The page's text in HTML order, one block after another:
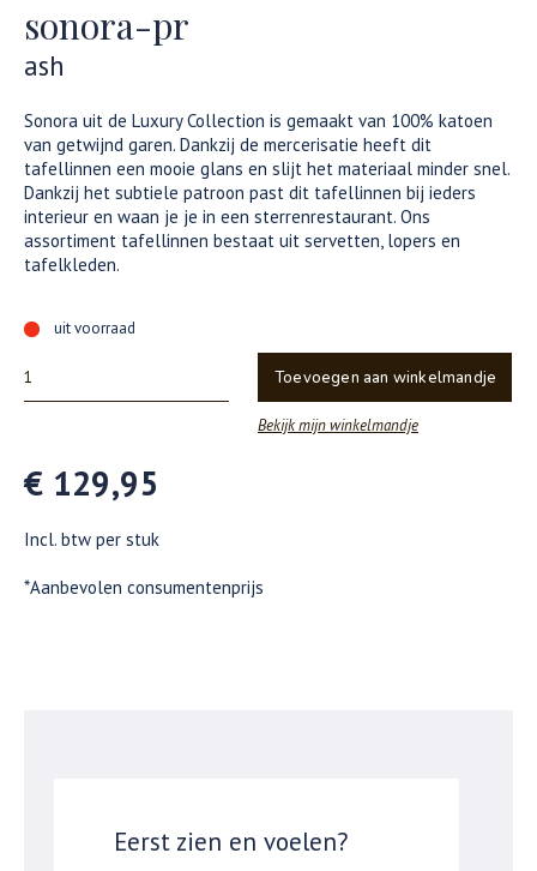
sonora-pr
ash
Sonora uit de Luxury Collection is gemaakt van 100% katoen
van getwijnd garen. Dankzij de mercerisatie heeft dit
tafellinnen een mooie glans en slijt het materiaal minder snel.
Dankzij het subtiele patroon past dit tafellinnen bij ieders
interieur en waan je je in een sterrenrestaurant. Ons
assortiment tafellinnen bestaat uit servetten, lopers en
tafelkleden.
uit voorraad
Toevoegen aan winkelmandje
Bekijk mijn winkelmandje
€ 129,95
Incl. btw per stuk
*Aanbevolen consumentenprijs
Eerst zien en voelen?